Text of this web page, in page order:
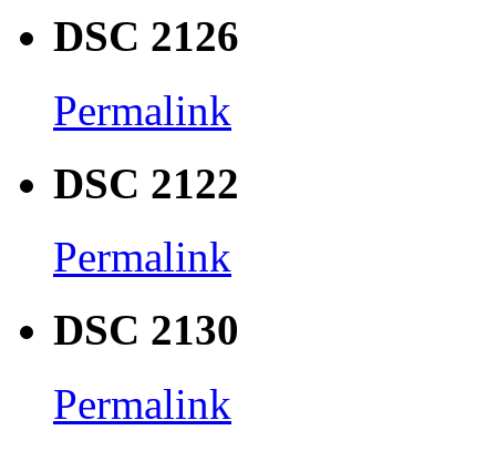
DSC 2126
Permalink
DSC 2122
Permalink
DSC 2130
Permalink